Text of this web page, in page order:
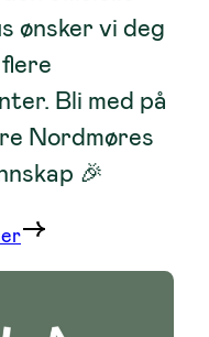
ønsker vi deg
Bli med på
Nordmøres
🎉